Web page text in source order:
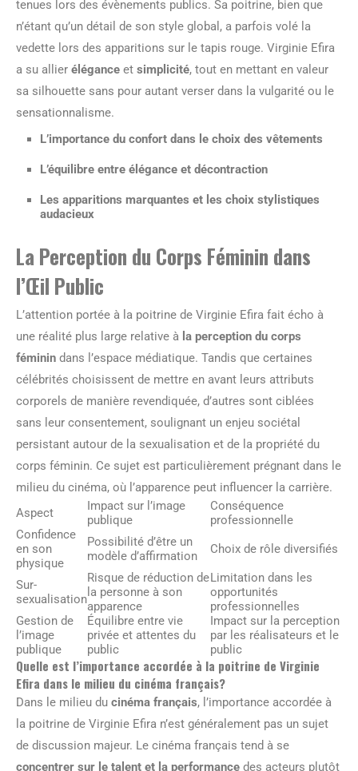
tenues lors des évènements publics. Sa poitrine, bien que
n’étant qu’un détail de son style global, a parfois volé la
vedette lors des apparitions sur le tapis rouge. Virginie Efira
a su allier élégance et simplicité, tout en mettant en valeur
sa silhouette sans pour autant verser dans la vulgarité ou le
sensationnalisme.
L’importance du confort dans le choix des vêtements
L’équilibre entre élégance et décontraction
Les apparitions marquantes et les choix stylistiques
audacieux
La Perception du Corps Féminin dans
l’Œil Public
L’attention portée à la poitrine de Virginie Efira fait écho à
une réalité plus large relative à la perception du corps
féminin dans l’espace médiatique. Tandis que certaines
célébrités choisissent de mettre en avant leurs attributs
corporels de manière revendiquée, d’autres sont ciblées
sans leur consentement, soulignant un enjeu sociétal
persistant autour de la sexualisation et de la propriété du
corps féminin. Ce sujet est particulièrement prégnant dans le
milieu du cinéma, où l’apparence peut influencer la carrière.
Aspect
Impact sur l’image
publique
Conséquence
professionnelle
Confidence
en son
physique
Possibilité d’être un
modèle d’affirmation
Choix de rôle diversifiés
Sur-
sexualisation
Risque de réduction de
la personne à son
apparence
Limitation dans les
opportunités
professionnelles
Gestion de
l’image
publique
Équilibre entre vie
privée et attentes du
public
Impact sur la perception
par les réalisateurs et le
public
Quelle est l’importance accordée à la poitrine de Virginie
Efira dans le milieu du cinéma français?
Dans le milieu du cinéma français, l’importance accordée à
la poitrine de Virginie Efira n’est généralement pas un sujet
de discussion majeur. Le cinéma français tend à se
concentrer sur le talent et la performance des acteurs plutôt